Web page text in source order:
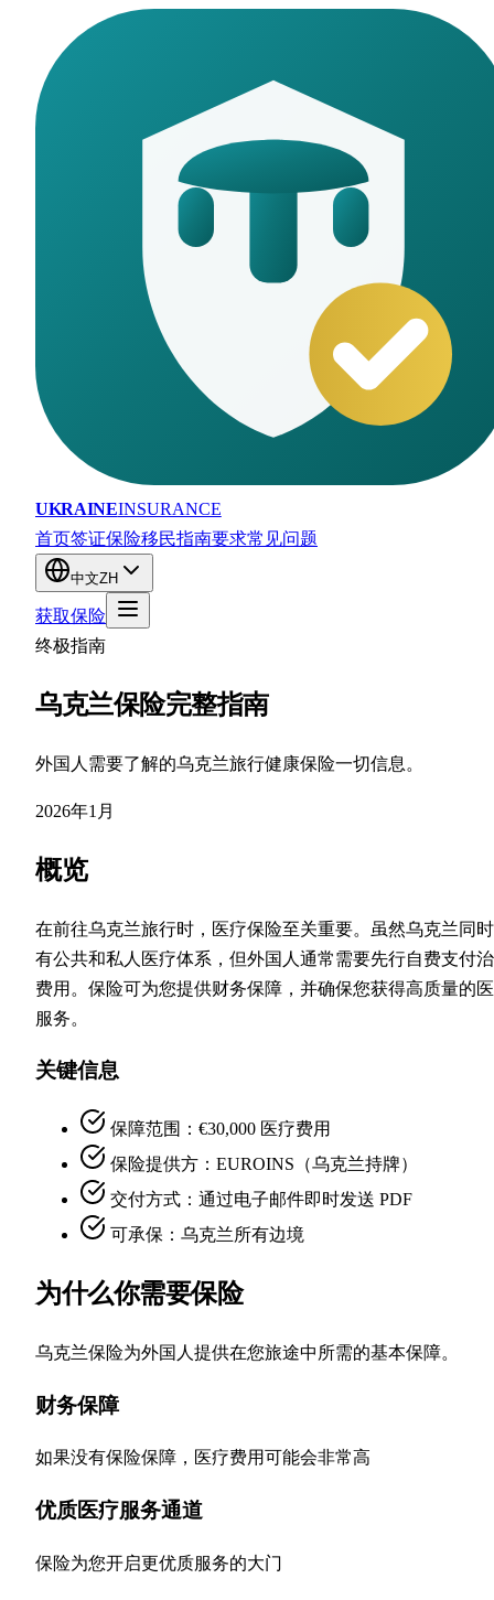
UKRAINEINSURANCE
首页签证保险移民指南要求常见问题
中文ZH
获取保险
终极指南
乌克兰保险完整指南
外国人需要了解的乌克兰旅行健康保险一切信息。
2026年1月
概览
在前往乌克兰旅行时，医疗保险至关重要。虽然乌克兰同
有公共和私人医疗体系，但外国人通常需要先行自费支付
费用。保险可为您提供财务保障，并确保您获得高质量的
服务。
关键信息
保障范围：€30,000 医疗费用
保险提供方：EUROINS（乌克兰持牌）
交付方式：通过电子邮件即时发送 PDF
可承保：乌克兰所有边境
为什么你需要保险
乌克兰保险为外国人提供在您旅途中所需的基本保障。
财务保障
如果没有保险保障，医疗费用可能会非常高
优质医疗服务通道
保险为您开启更优质服务的大门